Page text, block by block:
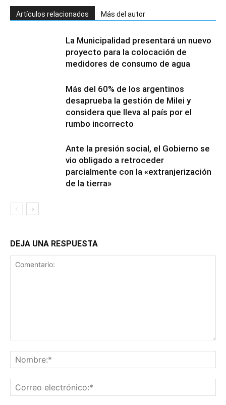
Artículos relacionados Más del autor
La Municipalidad presentará un nuevo
proyecto para la colocación de
medidores de consumo de agua
Más del 60% de los argentinos
desaprueba la gestión de Milei y
considera que lleva al país por el
rumbo incorrecto
Ante la presión social, el Gobierno se
vio obligado a retroceder
parcialmente con la «extranjerización
de la tierra»
DEJA UNA RESPUESTA